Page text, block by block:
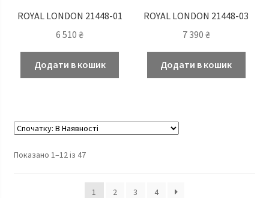
ROYAL LONDON 21448-01
6 510₴
Додати в кошик
ROYAL LONDON 21448-03
7 390 ₴
Додати в кошик
Показано 1–12 із 47
1 2 3 4